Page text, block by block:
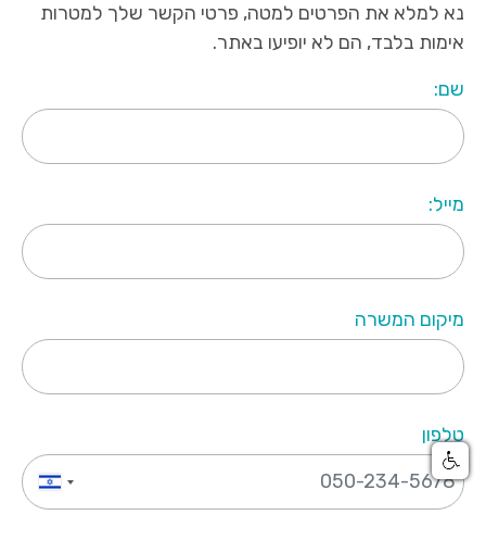
נא למלא את הפרטים למטה, פרטי הקשר שלך למטרות
אימות בלבד, הם לא יופיעו באתר.
שם:
מייל:
מיקום המשרה
טלפון